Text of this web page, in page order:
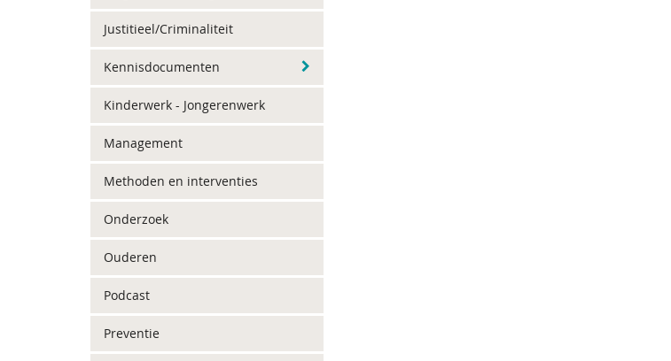
Justitieel/Criminaliteit
Kennisdocumenten
Kinderwerk - Jongerenwerk
Management
Methoden en interventies
Onderzoek
Ouderen
Podcast
Preventie